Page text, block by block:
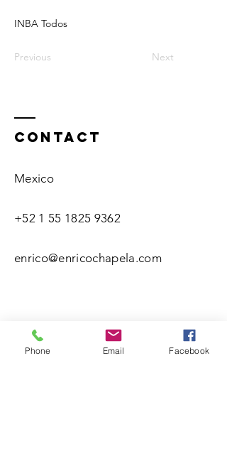
INBA Todos
Previous Next
Contact
Mexico
+52 1 55 1825 9362
enrico@enricochapela.com
Phone Email Facebook